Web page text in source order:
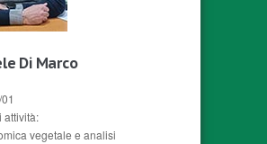
Di Marco
attività:
vegetale e analisi